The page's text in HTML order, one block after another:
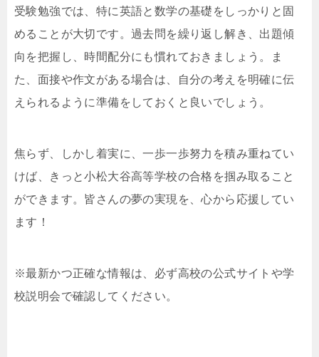
受験勉強では、特に英語と数学の基礎をしっかりと固
めることが大切です。過去問を繰り返し解き、出題傾
向を把握し、時間配分にも慣れておきましょう。ま
た、面接や作文がある場合は、自分の考えを明確に伝
えられるように準備をしておくと良いでしょう。
焦らず、しかし着実に、一歩一歩努力を積み重ねてい
けば、きっと小松大谷高等学校の合格を掴み取ること
ができます。皆さんの夢の実現を、心から応援してい
ます！
※最新かつ正確な情報は、必ず高校の公式サイトや学
校説明会で確認してください。